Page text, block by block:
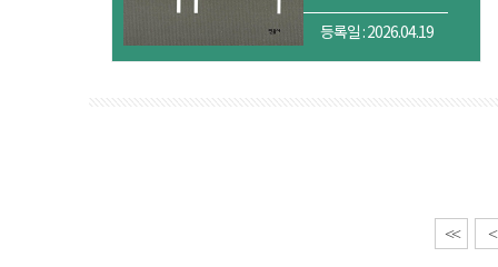
없구, 억울헐 것두
없어... p.42 <3월의
눈>,『배삼식
등록일 : 2026.04.19
<< <